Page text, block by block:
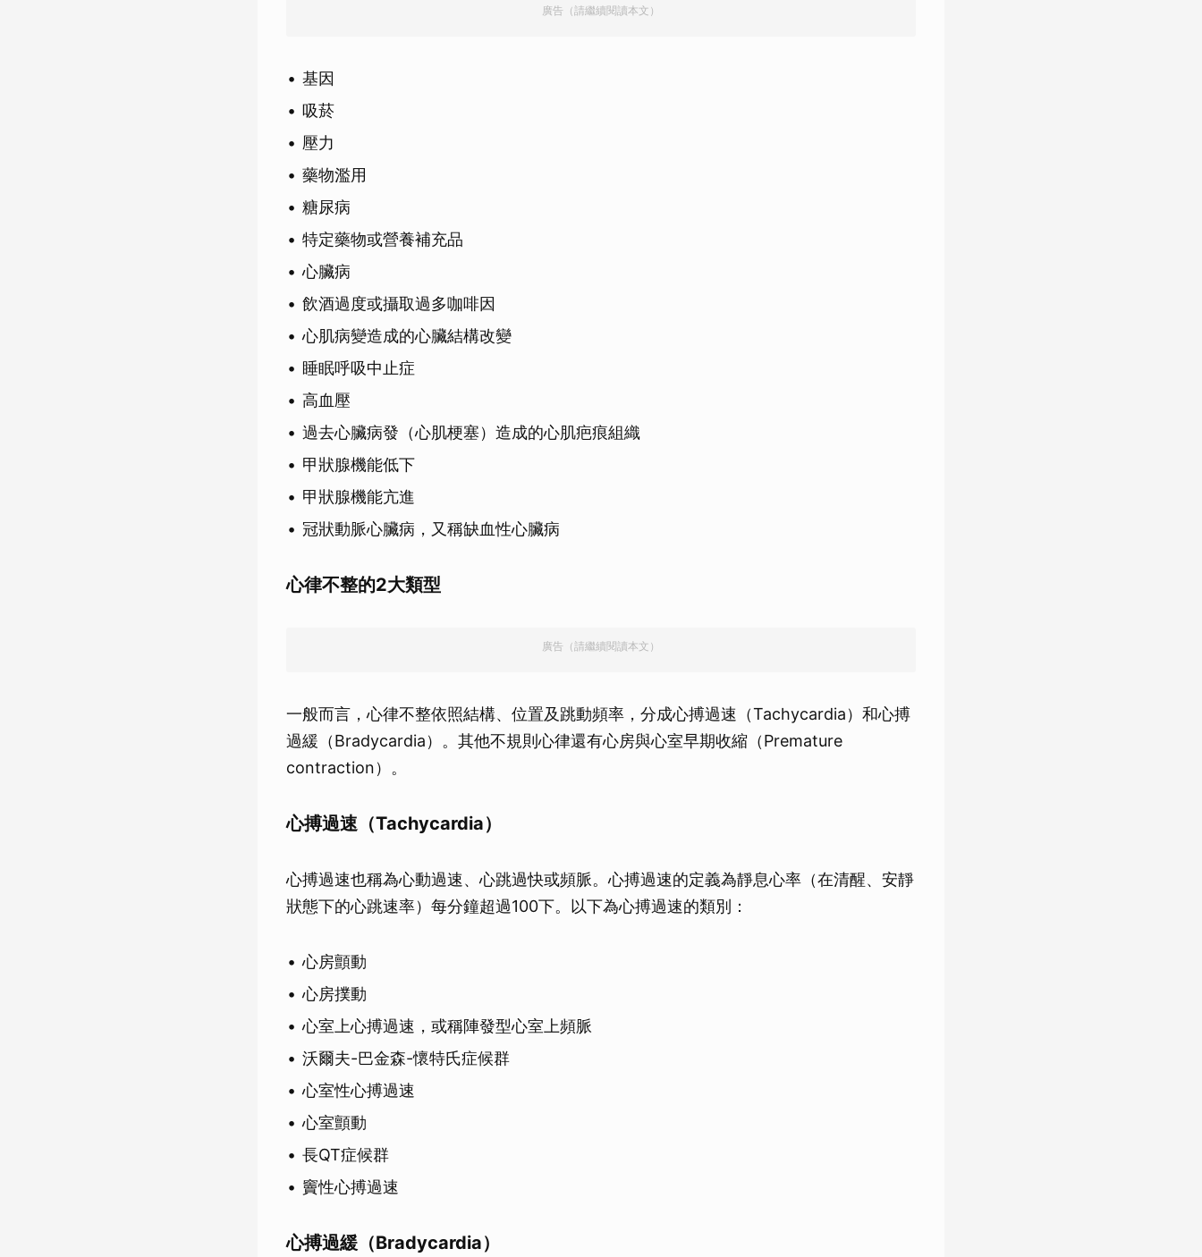
廣告（請繼續閱讀本文）
基因
吸菸
壓力
藥物濫用
糖尿病
特定藥物或營養補充品
心臟病
飲酒過度或攝取過多咖啡因
心肌病變造成的心臟結構改變
睡眠呼吸中止症
高血壓
過去心臟病發（心肌梗塞）造成的心肌疤痕組織
甲狀腺機能低下
甲狀腺機能亢進
冠狀動脈心臟病，又稱缺血性心臟病
心律不整的2大類型
廣告（請繼續閱讀本文）
一般而言，心律不整依照結構、位置及跳動頻率，分成心搏過速（Tachycardia）和心搏
過緩（Bradycardia）。其他不規則心律還有心房與心室早期收縮（Premature
contraction）。
心搏過速（Tachycardia）
心搏過速也稱為心動過速、心跳過快或頻脈。心搏過速的定義為靜息心率（在清醒、安靜
狀態下的心跳速率）每分鐘超過100下。以下為心搏過速的類別：
心房顫動
心房撲動
心室上心搏過速，或稱陣發型心室上頻脈
沃爾夫-巴金森-懷特氏症候群
心室性心搏過速
心室顫動
長QT症候群
竇性心搏過速
心搏過緩（Bradycardia）